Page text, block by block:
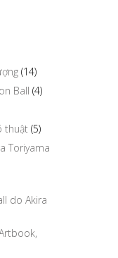
(14)
Ball (4)
thuật (5)
Toriyama
do Akira